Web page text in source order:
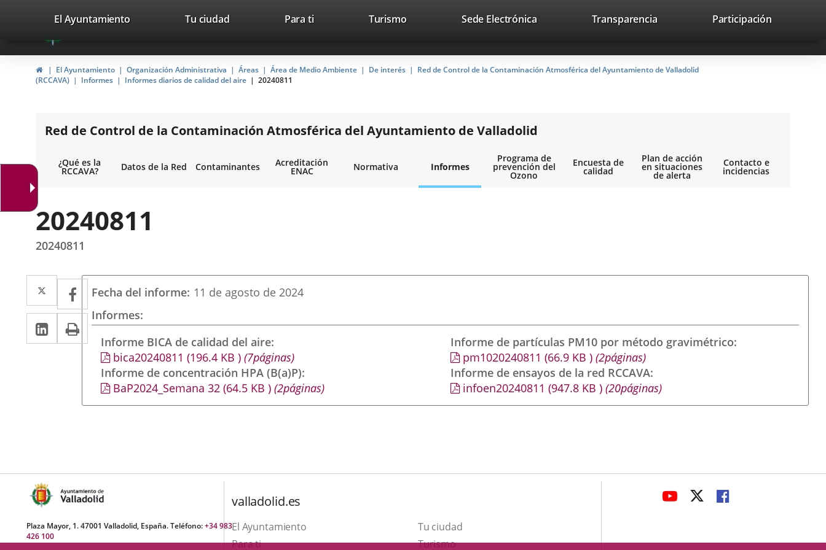
Portal
Web
del
Ayuntamiento
Valladolid
avaTop Trabaja con nosotros Contacto avaHeaderSocial
Enlace
una
aplicación
Enlace
una
aplicación
Enlace
una
aplicación
Buscar
valladolid.es
El Ayuntamiento Tu ciudad Para ti TurismoEste
abrirá
en
Sede ElectrónicaEnlace
aplicación
externa.
Transparencia Participación
InicioEl Ayuntamiento Organización Administrativa Áreas Área de Medio Ambiente De interés
Red de Control de la Contaminación Atmosférica del Ayuntamiento de Valladolid
(RCCAVA)
Informes Informes diarios de calidad del aire 20240811
Red de Control de la Contaminación Atmosférica del Ayuntamiento de Valladolid
¿Qué es la
RCCAVA? Datos de la Red Contaminantes Acreditación
ENAC Normativa Informes
Programa de
prevención del
Ozono
Encuesta de
calidad
Plan de acción
en situaciones
de alerta
Contacto e
incidencias
20240811
20240811
Twitter
Enlace
a
una
aplicación
externa.
Facebook
Enlace
a
una
aplicación
externa.
LinkedIn
Enlace
a
aplicación
externa.
Imprimir
Fecha del informe 11 de agosto de 2024
Informes
Informe BICA de calidad del aire
bica20240811 (196.4 KB )(7páginas)
Informe de concentración HPA (B(a)P)
BaP2024_Semana 32(64.5 KB )(2páginas)
Informe de partículas PM10 por método gravimétrico
pm1020240811 (66.9 KB) (2páginas)
Informe de ensayos de la red RCCAVA
infoen20240811 (947.8 KB) (20páginas)
Plaza Mayor, 1. 47001 Valladolid, España. Teléfono:+34 983
426 100
valladolid.es
El Ayuntamiento
Tu ciudad
Para ti
TurismoEste
ENLACE
APLICACIÓN
ENLACE
APLICACIÓN
ENLACE
APLICACIÓN